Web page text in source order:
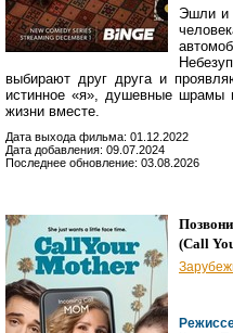
Эшли и
выбирают друг друга и
истинное «я», душевные шрамы
жизни вместе.
Дата выхода фильма: 01.12.2022
Дата добавления: 09.07.2024
Последнее обновление: 03.08.2026
(Call